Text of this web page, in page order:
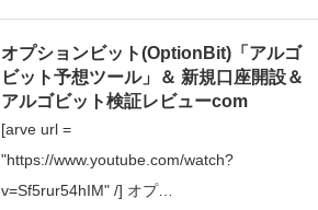
オプションビット(OptionBit)「アルゴ
ビット予想ツール」＆ 新規口座開設＆
アルゴビット検証レビューcom
[arve url =
"https://www.youtube.com/watch?
v=Sf5rur54hIM" /] オプ…